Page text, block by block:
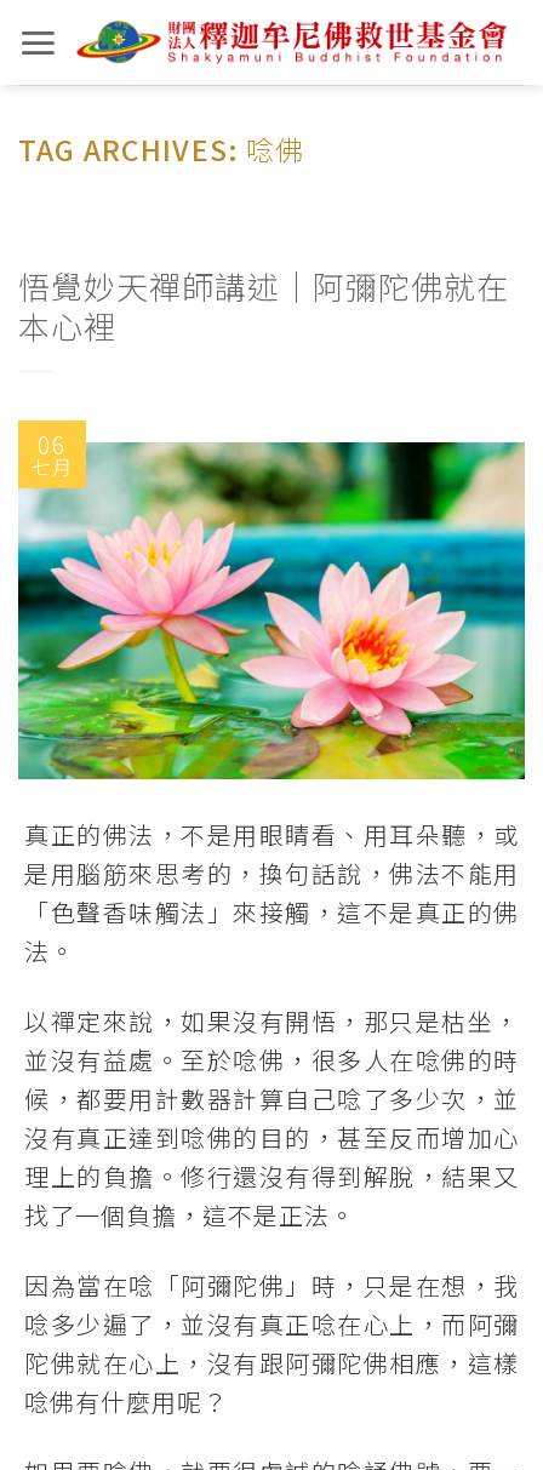
to
content
TAG ARCHIVES: 唸佛
悟覺妙天禪師講述｜阿彌陀佛就在
本心裡
06
七月
真正的佛法，不是用眼睛看、用耳朵聽，或
是用腦筋來思考的，換句話說，佛法不能用
「色聲香味觸法」來接觸，這不是真正的佛
法。
以禪定來說，如果沒有開悟，那只是枯坐，
並沒有益處。至於唸佛，很多人在唸佛的時
候，都要用計數器計算自己唸了多少次，並
沒有真正達到唸佛的目的，甚至反而增加心
理上的負擔。修行還沒有得到解脫，結果又
找了一個負擔，這不是正法。
因為當在唸「阿彌陀佛」時，只是在想，我
唸多少遍了，並沒有真正唸在心上，而阿彌
陀佛就在心上，沒有跟阿彌陀佛相應，這樣
唸佛有什麼用呢？